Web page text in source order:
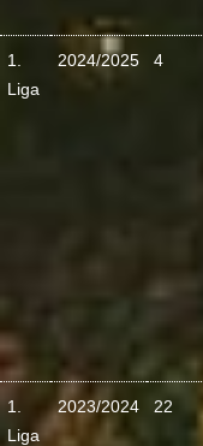
1.
Liga
2024/2025 4
1.
Liga
2023/2024 22